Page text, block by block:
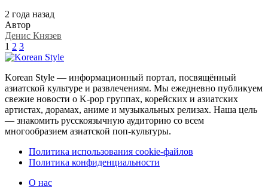
2 года назад
Автор
Денис Князев
1 2 3
Korean Style — информационный портал, посвящённый
азиатской культуре и развлечениям. Мы ежедневно публикуем
свежие новости о K-pop группах, корейских и азиатских
артистах, дорамах, аниме и музыкальных релизах. Наша цель
— знакомить русскоязычную аудиторию со всем
многообразием азиатской поп-культуры.
Политика использования cookie-файлов
Политика конфиденциальности
О нас